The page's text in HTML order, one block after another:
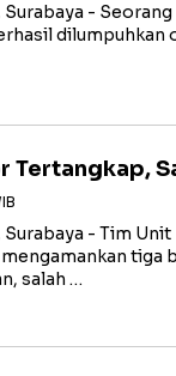
Surabaya -
Tertangkap,
Surabaya - Tim
tiga
salah …